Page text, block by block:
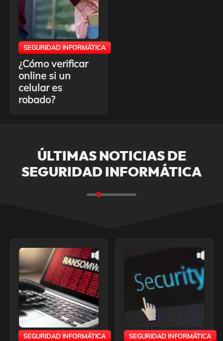
SEGURIDAD INFORMÁTICA
¿Cómo verificar
online si un
celular es
robado?
ÚLTIMAS NOTICIAS DE
SEGURIDAD INFORMÁTICA
SEGURIDAD INFORMÁTICA SEGURIDAD INFORMÁTICA